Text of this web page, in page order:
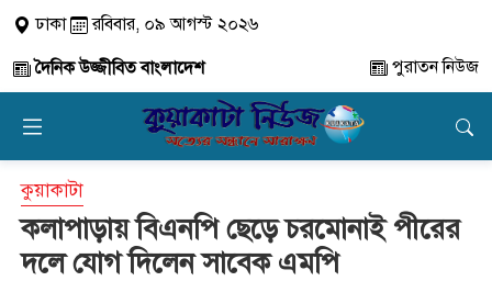
ঢাকা
রবিবার, ০৯ আগস্ট ২০২৬
দৈনিক উজ্জীবিত বাংলাদেশ
পুরাতন নিউজ
কুয়াকাটা
কলাপাড়ায় বিএনপি ছেড়ে চরমোনাই পীরের
দলে যোগ দিলেন সাবেক এমপি